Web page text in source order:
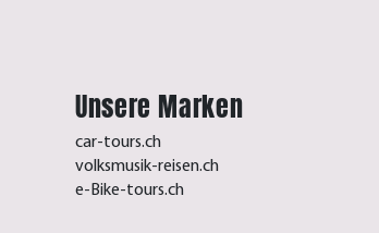
Unsere Marken
car-tours.ch
volksmusik-reisen.ch
e-Bike-tours.ch